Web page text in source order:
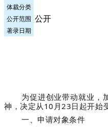
体裁分类
公开范围
公开
著录日期
为促进创业带动就业，
神，决定从10月23日起开始
一、申请对象条件